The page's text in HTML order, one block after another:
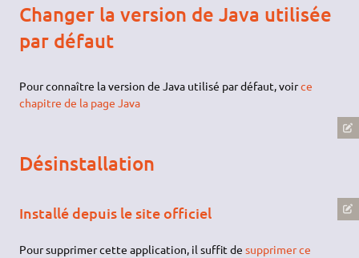
Changer la version de Java utilisée
par défaut
Pour connaître la version de Java utilisé par défaut, voirce
chapitre de la page Java
Désinstallation
Installé depuis le site officiel
Pour supprimer cette application, il suffit desupprimer ce